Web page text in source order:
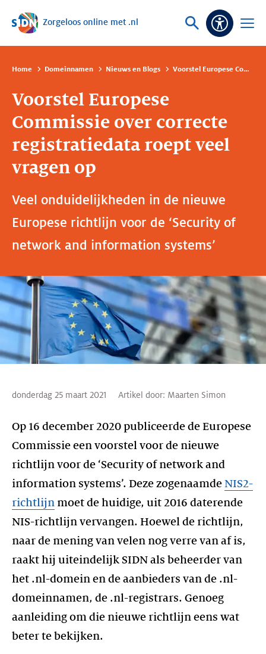
Sla navigatie over
Zorgeloos online met .nl
Vraag
Open
Home Domeinnamen Nieuws en Blogs Voorstel Europese Commissie over correcte registratiedata roept veel vragen op
Voorstel Europese
Commissie over correcte
registratiedata roept veel
vragen op
Veel onduidelijkheden in de nieuwe
Europese richtlijn voor de ‘Security of
network and information systems’
donderdag 25 maart 2021 Artikel door: Maarten Simon
Op 16 december 2020 publiceerde de Europese
Commissie een voorstel voor de nieuwe
richtlijn voor de ‘Security of network and
information systems’. Deze zogenaamde NIS2-
richtlijn moet de huidige, uit 2016 daterende
NIS-richtlijn vervangen. Hoewel de richtlijn,
naar de mening van velen nog verre van af is,
raakt hij uiteindelijk SIDN als beheerder van
het .nl-domein en de aanbieders van de .nl-
domeinnamen, de .nl-registrars. Genoeg
aanleiding om die nieuwe richtlijn eens wat